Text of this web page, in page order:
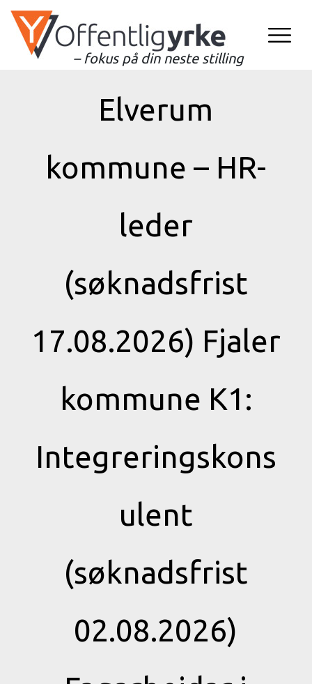
– fokus på din neste stilling
Elverum
kommune – HR-
leder
(søknadsfrist
17.08.2026) Fjaler
kommune K1:
Integreringskons
ulent
(søknadsfrist
02.08.2026)